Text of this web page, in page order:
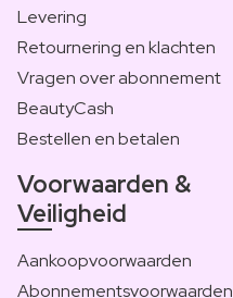
Levering
Retournering en klachten
Vragen over abonnement
BeautyCash
Bestellen en betalen
Voorwaarden &
Veiligheid
Aankoopvoorwaarden
Abonnementsvoorwaarden